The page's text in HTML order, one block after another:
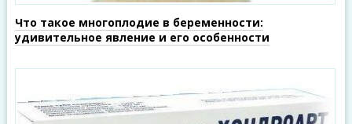
Что такое многоплодие в беременности:
удивительное явление и его особенности